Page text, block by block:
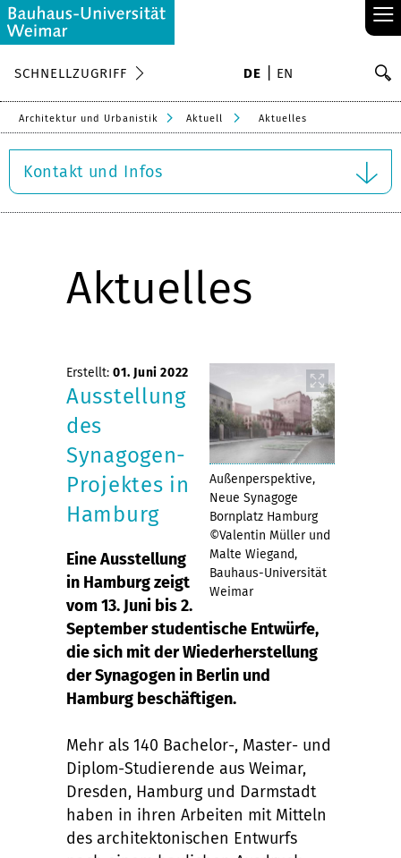
≡
SCHNELLZUGRIFF DE EN
Architektur und Urbanistik Aktuell Aktuelles
Kontakt und Infos
Aktuelles
Außenperspektive,
Neue Synagoge
Bornplatz Hamburg
©Valentin Müller und
Malte Wiegand,
Bauhaus-Universität
Weimar
Erstellt: 01. Juni 2022
Ausstellung
des
Synagogen-
Projektes in
Hamburg
Eine Ausstellung
in Hamburg zeigt
vom 13. Juni bis 2.
September studentische Entwürfe,
die sich mit der Wiederherstellung
der Synagogen in Berlin und
Hamburg beschäftigen.
Mehr als 140 Bachelor-, Master- und
Diplom-Studierende aus Weimar,
Dresden, Hamburg und Darmstadt
haben in ihren Arbeiten mit Mitteln
des architektonischen Entwurfs